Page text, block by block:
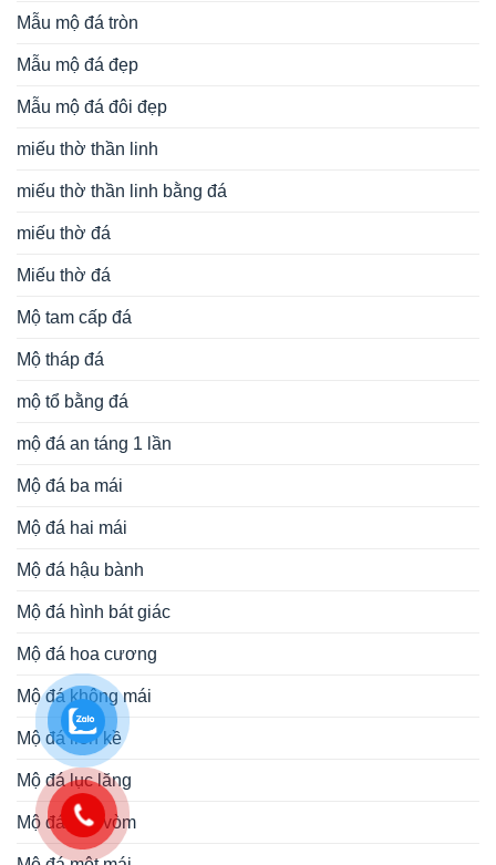
Mẫu mộ đá tròn
Mẫu mộ đá đẹp
Mẫu mộ đá đôi đẹp
miếu thờ thần linh
miếu thờ thần linh bằng đá
miếu thờ đá
Miếu thờ đá
Mộ tam cấp đá
Mộ tháp đá
mộ tổ bằng đá
mộ đá an táng 1 lần
Mộ đá ba mái
Mộ đá hai mái
Mộ đá hậu bành
Mộ đá hình bát giác
Mộ đá hoa cương
Mộ đá không mái
Mộ đá liền kề
Mộ đá lục lăng
Mộ đá mái vòm